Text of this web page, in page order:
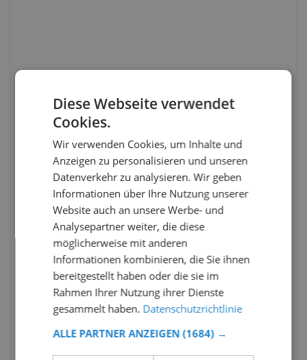
Diese Webseite verwendet
Cookies.
Wir verwenden Cookies, um Inhalte und
Anzeigen zu personalisieren und unseren
Datenverkehr zu analysieren. Wir geben
Informationen über Ihre Nutzung unserer
Website auch an unsere Werbe- und
Analysepartner weiter, die diese
möglicherweise mit anderen
Informationen kombinieren, die Sie ihnen
bereitgestellt haben oder die sie im
Rahmen Ihrer Nutzung ihrer Dienste
gesammelt haben. Datenschutzrichtlinie
ALLE PARTNER ANZEIGEN (1684) →